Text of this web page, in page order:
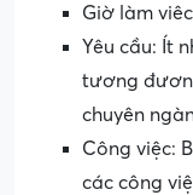
Giờ làm
Yêu cầu: Ít
tương
chuyên
Công việc:
các công